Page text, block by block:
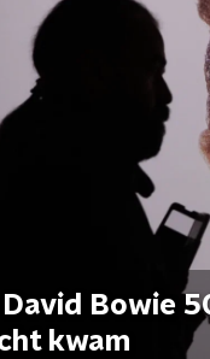
David Bowie
kwam